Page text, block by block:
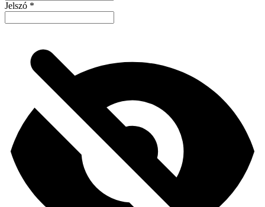
Jelszó *